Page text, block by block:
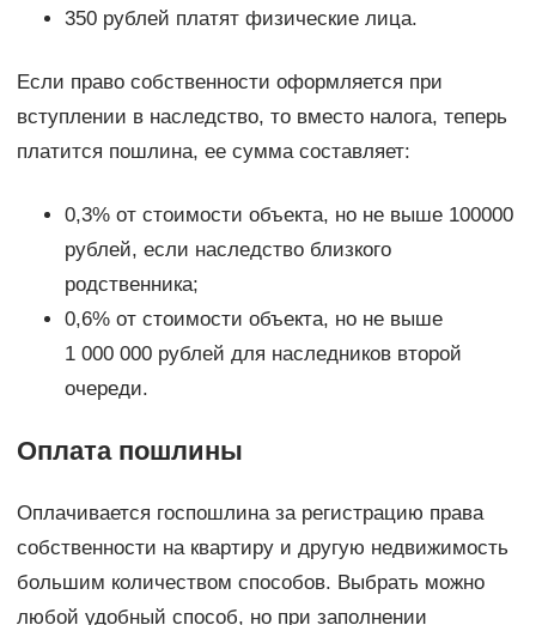
350 рублей платят физические лица.
Если право собственности оформляется при
вступлении в наследство, то вместо налога, теперь
платится пошлина, ее сумма составляет:
0,3% от стоимости объекта, но не выше 100000
рублей, если наследство близкого
родственника;
0,6% от стоимости объекта, но не выше
1 000 000 рублей для наследников второй
очереди.
Оплата пошлины
Оплачивается госпошлина за регистрацию права
собственности на квартиру и другую недвижимость
большим количеством способов. Выбрать можно
любой удобный способ, но при заполнении